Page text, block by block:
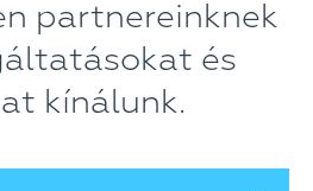
partnereinknek
és
kínálunk.